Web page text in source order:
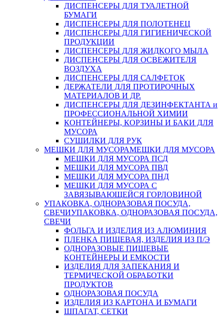
ДИСПЕНСЕРЫ ДЛЯ ТУАЛЕТНОЙ
БУМАГИ
ДИСПЕНСЕРЫ ДЛЯ ПОЛОТЕНЕЦ
ДИСПЕНСЕРЫ ДЛЯ ГИГИЕНИЧЕСКОЙ
ПРОДУКЦИИ
ДИСПЕНСЕРЫ ДЛЯ ЖИДКОГО МЫЛА
ДИСПЕНСЕРЫ ДЛЯ ОСВЕЖИТЕЛЯ
ВОЗДУХА
ДИСПЕНСЕРЫ ДЛЯ САЛФЕТОК
ДЕРЖАТЕЛИ ДЛЯ ПРОТИРОЧНЫХ
МАТЕРИАЛОВ И ДР.
ДИСПЕНСЕРЫ ДЛЯ ДЕЗИНФЕКТАНТА и
ПРОФЕССИОНАЛЬНОЙ ХИМИИ
КОНТЕЙНЕРЫ, КОРЗИНЫ И БАКИ ДЛЯ
МУСОРА
СУШИЛКИ ДЛЯ РУК
МЕШКИ ДЛЯ МУСОРАМЕШКИ ДЛЯ МУСОРА
МЕШКИ ДЛЯ МУСОРА ПСД
МЕШКИ ДЛЯ МУСОРА ПВД
МЕШКИ ДЛЯ МУСОРА ПНД
МЕШКИ ДЛЯ МУСОРА С
ЗАВЯЗЫВАЮЩЕЙСЯ ГОРЛОВИНОЙ
УПАКОВКА, ОДНОРАЗОВАЯ ПОСУДА,
СВЕЧИУПАКОВКА, ОДНОРАЗОВАЯ ПОСУДА,
СВЕЧИ
ФОЛЬГА И ИЗДЕЛИЯ ИЗ АЛЮМИНИЯ
ПЛЕНКА ПИЩЕВАЯ, ИЗДЕЛИЯ ИЗ П/Э
ОДНОРАЗОВЫЕ ПИЩЕВЫЕ
КОНТЕЙНЕРЫ И ЕМКОСТИ
ИЗДЕЛИЯ ДЛЯ ЗАПЕКАНИЯ И
ТЕРМИЧЕСКОЙ ОБРАБОТКИ
ПРОДУКТОВ
ОДНОРАЗОВАЯ ПОСУДА
ИЗДЕЛИЯ ИЗ КАРТОНА И БУМАГИ
ШПАГАТ, СЕТКИ